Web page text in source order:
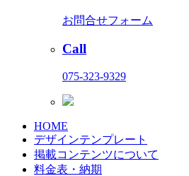
お問合せフォーム
Call
075-323-9329
HOME
デザインテンプレート
掲載コンテンツについて
料金表・納期